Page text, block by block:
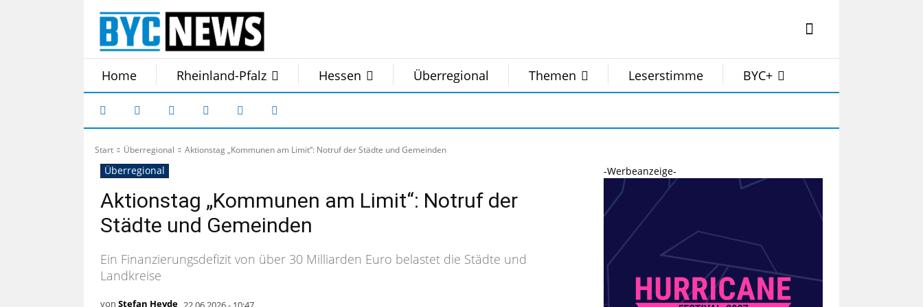
Home Rheinland-Pfalz Hessen Überregional Themen Leserstimme BYC+
Start Überregional Aktionstag „Kommunen am Limit“: Notruf der Städte und Gemeinden
Überregional
Aktionstag „Kommunen am Limit“: Notruf der
Städte und Gemeinden
Ein Finanzierungsdefizit von über 30 Milliarden Euro belastet die Städte und
Landkreise
von Stefan Heyde 22.06.2026 - 10:47
-Werbeanzeige-